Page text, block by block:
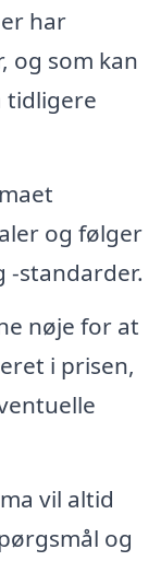
har
og som kan
tidligere
og følger
-standarder.
nøje for at
i prisen,
vil altid
og